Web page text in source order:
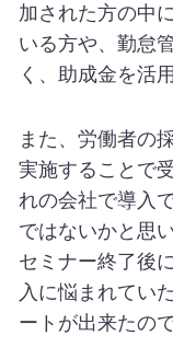
加された方の中
いる方や、勤怠
く、助成金を活
また、労働者の
実施することで
れの会社で導入
ではないかと思
セミナー終了後
入に悩まれてい
ートが出来たの